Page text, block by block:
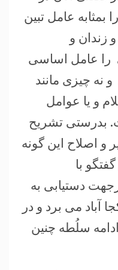
بمثابه عامل تبين
زندان و
را عامل اساسی
نه چیزی مانند
و یا عوامل
بدرستی تشریح
و اصلاح این گونه
با
دستیابی به
آباد می برد و در
سلُطه چنین